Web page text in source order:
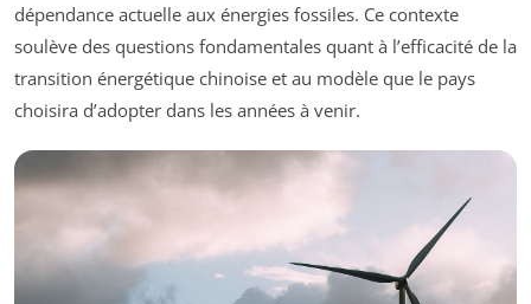
dépendance actuelle aux énergies fossiles. Ce contexte
soulève des questions fondamentales quant à l’efficacité de la
transition énergétique chinoise et au modèle que le pays
choisira d’adopter dans les années à venir.